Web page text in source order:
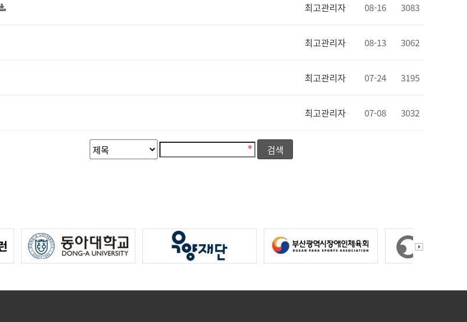
최고관리자 08-16 3083
최고관리자 08-13 3062
최고관리자 07-24 3195
최고관리자 07-08 3032
검
색
검
색